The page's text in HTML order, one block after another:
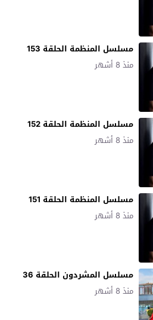
مسلسل المنظمة الحلقة 153
منذ 8 أشهر
مسلسل المنظمة الحلقة 152
منذ 8 أشهر
مسلسل المنظمة الحلقة 151
منذ 8 أشهر
مسلسل المشردون الحلقة 36
منذ 8 أشهر